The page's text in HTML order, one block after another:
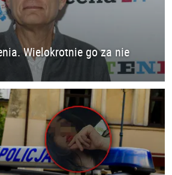
Wielokrotnie go za nie